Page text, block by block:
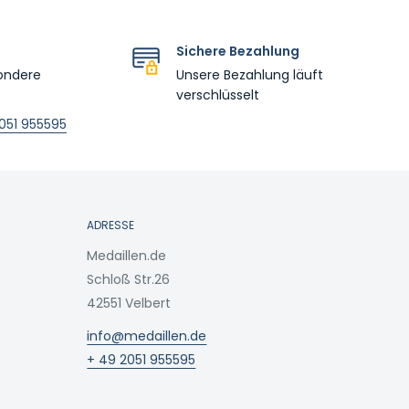
955595
Sichere Bezahlung
Unsere Bezahlung läuft
verschlüsselt
ADRESSE
Medaillen.de
Schloß Str.26
42551 Velbert
info@medaillen.de
+ 49 2051 955595